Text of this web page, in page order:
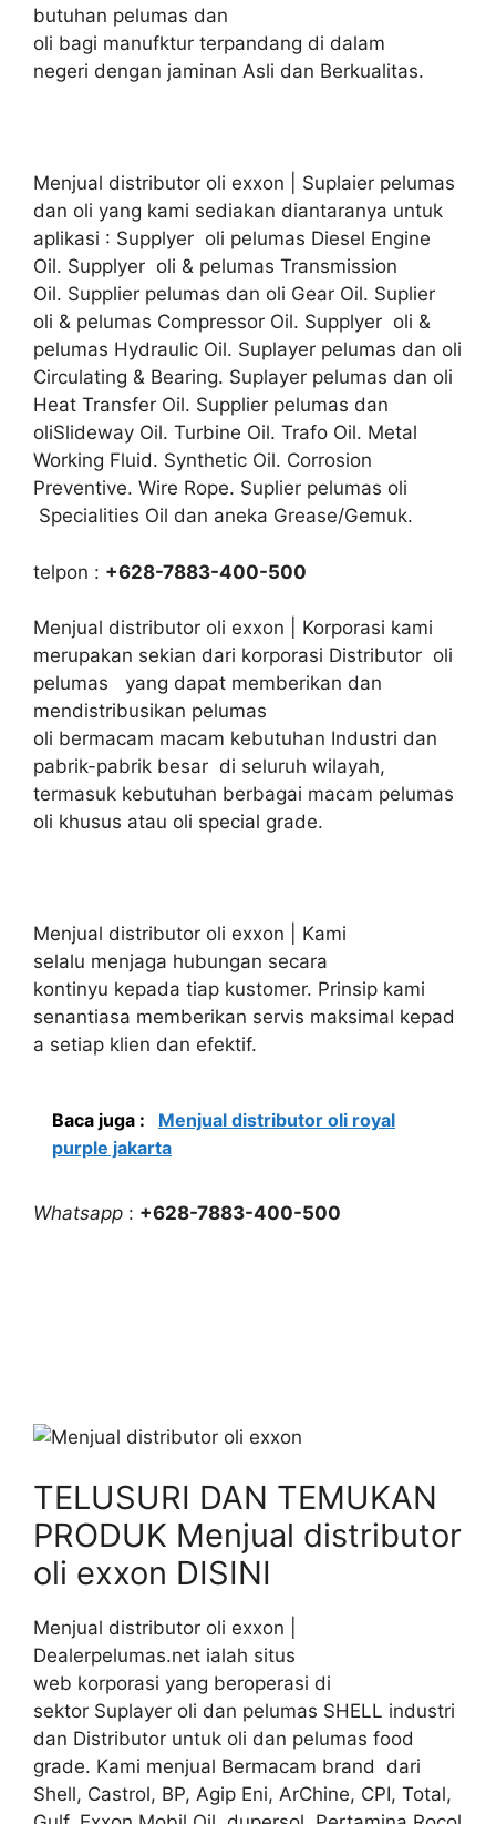
butuhan pelumas dan
oli bagi manufktur terpandang di dalam
negeri dengan jaminan Asli dan Berkualitas.
Menjual distributor oli exxon | Suplaier pelumas
dan oli yang kami sediakan diantaranya untuk
aplikasi : Supplyer oli pelumas Diesel Engine
Oil. Supplyer oli & pelumas Transmission
Oil. Supplier pelumas dan oli Gear Oil. Suplier
oli & pelumas Compressor Oil. Supplyer oli &
pelumas Hydraulic Oil. Suplayer pelumas dan oli
Circulating & Bearing. Suplayer pelumas dan oli
Heat Transfer Oil. Supplier pelumas dan
oliSlideway Oil. Turbine Oil. Trafo Oil. Metal
Working Fluid. Synthetic Oil. Corrosion
Preventive. Wire Rope. Suplier pelumas oli
Specialities Oil dan aneka Grease/Gemuk.
telpon : +628-7883-400-500
Menjual distributor oli exxon | Korporasi kami
merupakan sekian dari korporasi Distributor oli
pelumas yang dapat memberikan dan
mendistribusikan pelumas
oli bermacam macam kebutuhan Industri dan
pabrik-pabrik besar di seluruh wilayah,
termasuk kebutuhan berbagai macam pelumas
oli khusus atau oli special grade.
Menjual distributor oli exxon | Kami
selalu menjaga hubungan secara
kontinyu kepada tiap kustomer. Prinsip kami
senantiasa memberikan servis maksimal kepad
a setiap klien dan efektif.
Baca juga :
Menjual distributor oli royal
purple jakarta
Whatsapp : +628-7883-400-500
TELUSURI DAN TEMUKAN
PRODUK Menjual distributor
oli exxon DISINI
Menjual distributor oli exxon |
Dealerpelumas.net ialah situs
web korporasi yang beroperasi di
sektor Suplayer oli dan pelumas SHELL industri
dan Distributor untuk oli dan pelumas food
grade. Kami menjual Bermacam brand dari
Shell, Castrol, BP, Agip Eni, ArChine, CPI, Total,